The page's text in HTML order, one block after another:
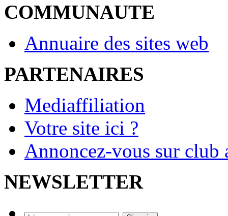
COMMUNAUTE
Annuaire des sites web
PARTENAIRES
Mediaffiliation
Votre site ici ?
Annoncez-vous sur
NEWSLETTER